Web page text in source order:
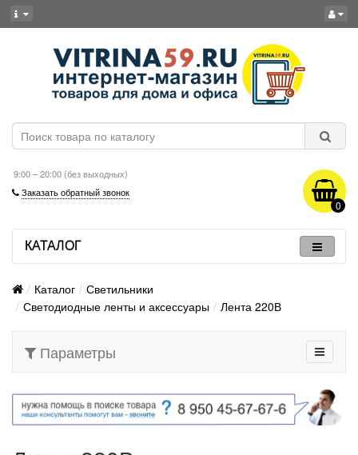
9:00 – 20:00 (без выходных)
Заказать обратный звонок
0
КАТАЛОГ
Каталог
Светильники
Светодиодные ленты и аксессуары
Лента 220В
Параметры